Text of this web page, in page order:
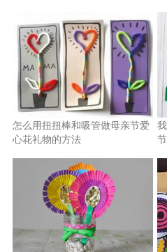
怎么用扭扭棒和吸管做母亲节爱
心花礼物的方法